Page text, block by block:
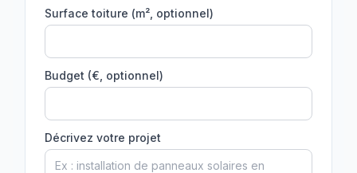
Surface toiture (m², optionnel)
Budget (€, optionnel)
Décrivez votre projet